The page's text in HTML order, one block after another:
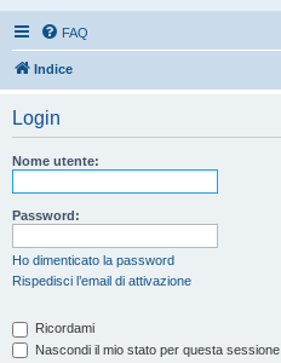
FAQ
Indice
Login
Nome utente:
Password:
Ho dimenticato la password
Rispedisci l’email di attivazione
Ricordami
Nascondi il mio stato per questa sessione